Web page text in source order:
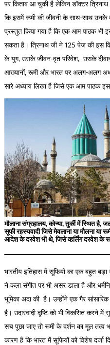
पर किताब आ चुकी है लेकिन डॉक्टर त्रिनाथ
कि इसमें रूमी की जीवनी के साथ-साथ उनके
प्रस्तुत किया गया है कि एक आम पाठक भी
सकता है। त्रिनाथ जी ने 125 पेज की इस
के युग, उसके जीवन-वृत परिवेश, उसके
आख्यानों, रूमी और भारत पर अलग-अलग
सारे अध्याय लिखा है जिसे एक आम पाठक
मौलाना संग्रहालय, कोन्या, तुर्की में स्थित है,
सूफी रहस्यवादी जिसे मेवलाना या मौलना या
आदेश के दरवेश भी थे, जिसे व्हर्लिंग दरवेश के
भारतीय इतिहास में सूफियों का एक बहुत
ने कला संगीत पर भी असर डाला है और
भूमिका अदा की है। उन्होंने एक गैर
है। उदारवादी दृष्टि को भी विकसित करने में
सच पूछा जाए तो रूमी के दर्शन का मूल तत्व
कारण है कि भारत में सूफियों को विशेष दर्जा